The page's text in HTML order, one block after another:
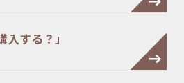
する？」